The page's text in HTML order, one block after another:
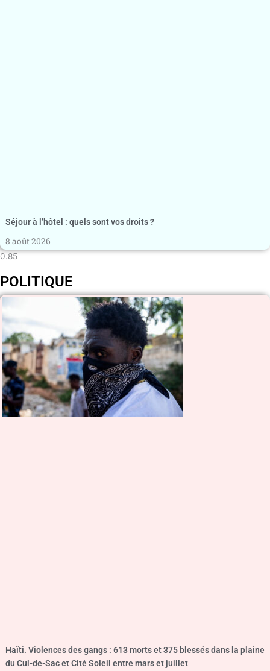
Séjour à l’hôtel : quels sont vos droits ?
8 août 2026
POLITIQUE
Haïti. Violences des gangs : 613 morts et 375 blessés dans la plaine
du Cul-de-Sac et Cité Soleil entre mars et juillet